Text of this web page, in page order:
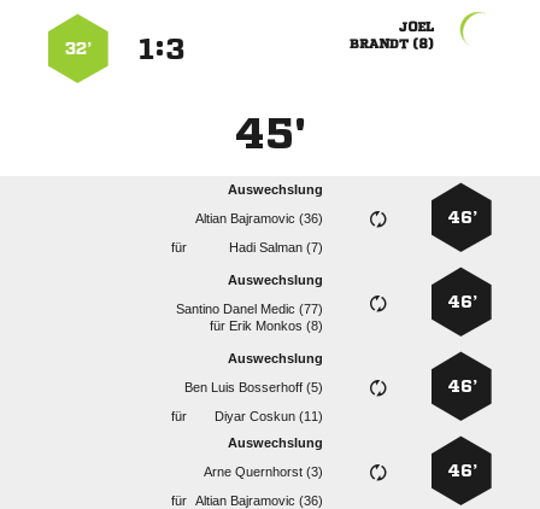

 
:
32’
45'
46’
Auswechslung
  
für
  
46’
Auswechslung
   
für   
46’
Auswechslung
   
für
  
46’
Auswechslung
  
für   